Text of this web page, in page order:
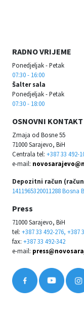
RADNO VRIJEME
Ponedjeljak - Petak
07:30 - 16:00
Šalter sala
Ponedjeljak - Petak
07:30 - 18:00
OSNOVNI
Zmaja od Bosne 55
71000 Sarajevo, BiH
Centrala tel: +387 33 492-
e-mail:
Depozitni račun
1411965320011288
Press
71000 Sarajevo, BiH
tel: +387 33 492-276, +387
fax: +387 33 492-342
e-mail: